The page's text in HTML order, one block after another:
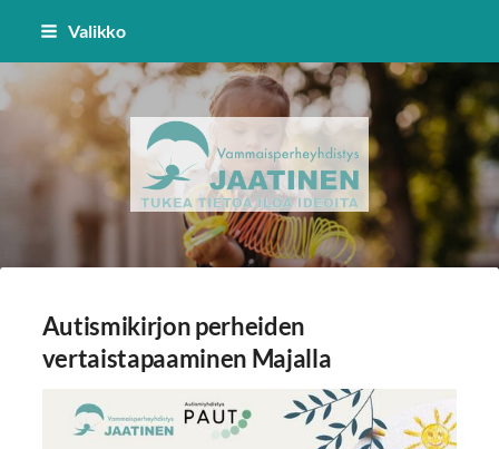
Siirry
Valikko
Vammaisperheyhdistys
Autismikirjon perheiden
vertaistapaaminen Majalla